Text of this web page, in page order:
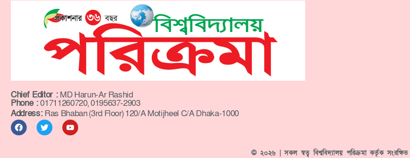
Chief Editor : MD Harun-Ar Rashid
Phone :01711260720, 0195637-2903
Address: Ras Bhaban (3rd Floor) 120/A Motijheel C/A Dhaka-1000
© ২০২৬ | সকল স্বত্ব বিশ্ববিদ্যালয় পরিক্রমা কর্তৃক সংরক্ষিত |